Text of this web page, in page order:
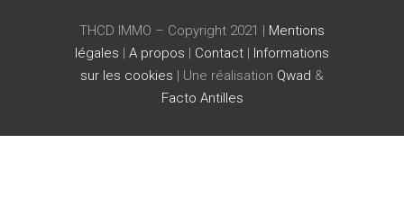
THCD IMMO – Copyright 2021 | Mentions
légales | A propos | Contact | Informations
sur les cookies | Une réalisation Qwad &
Facto Antilles